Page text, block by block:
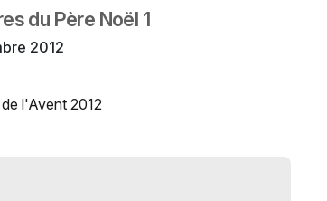
du Père Noël 1
2012
l'Avent 2012